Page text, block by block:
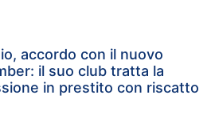
accordo con il nuovo
il suo club tratta la
in prestito con riscatto